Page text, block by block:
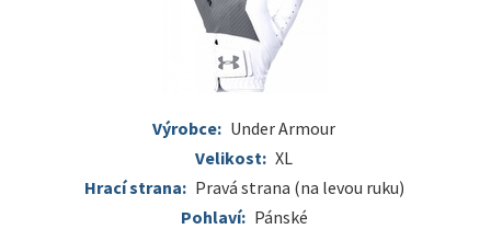
Výrobce: Under Armour
Velikost: XL
Hrací strana: Pravá strana (na levou ruku)
Pohlaví: Pánské